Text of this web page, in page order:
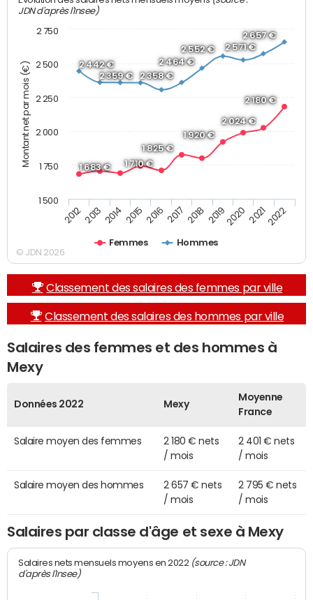
Montant net par mois (€)
JDN d'après l'Insee)
1 683 € 1 710 €
1 825 €
1 920 €
2 024 €
2 180 €
2 442 €
2 359 €
2 358 €
2 464 €
2 552 € 2 571 €
2 657 €
Femmes Hommes
2012 2013 2014 2015 2016 2017 2018 20192020 20212022
1 500
1 750
2 000
2 250
2 500
2 750
© JDN 2026
Classement des salaires des femmes par ville
Classement des salaires des hommes par ville
Salaires des femmes et des hommes à
Mexy
Données 2022 Mexy
Moyenne
France
Salaire moyen des femmes
2 180 € nets
/ mois
2 401 € nets
/ mois
Salaire moyen des hommes
2 657 € nets
/ mois
2 795 € nets
/ mois
Salaires par classe d'âge et sexe à Mexy
Salaires nets mensuels moyens en 2022 (source : JDN
d'après l'Insee)